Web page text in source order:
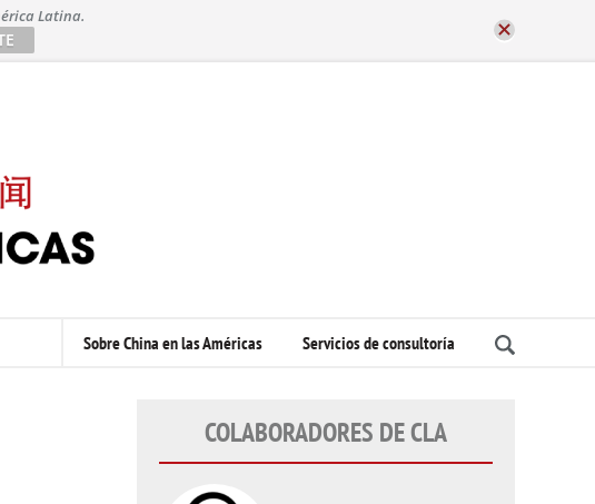
Latina.
Sobre China en las Américas Servicios de consultoría
COLABORADORES DE CLA